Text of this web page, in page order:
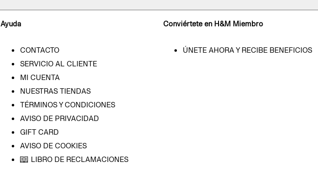
Ayuda
CONTACTO
SERVICIO AL CLIENTE
MI CUENTA
NUESTRAS TIENDAS
TÉRMINOS Y CONDICIONES
AVISO DE PRIVACIDAD
GIFT CARD
AVISO DE COOKIES
LIBRO DE RECLAMACIONES
Conviértete en H&M Miembro
ÚNETE AHORA Y RECIBE BENEFICIOS